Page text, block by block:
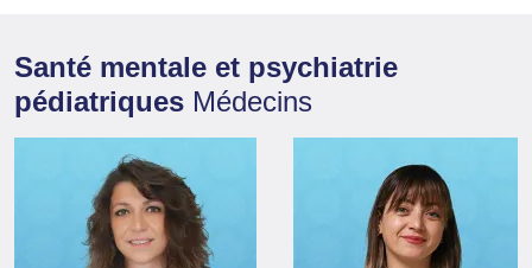
Santé mentale et psychiatrie
pédiatriques Médecins